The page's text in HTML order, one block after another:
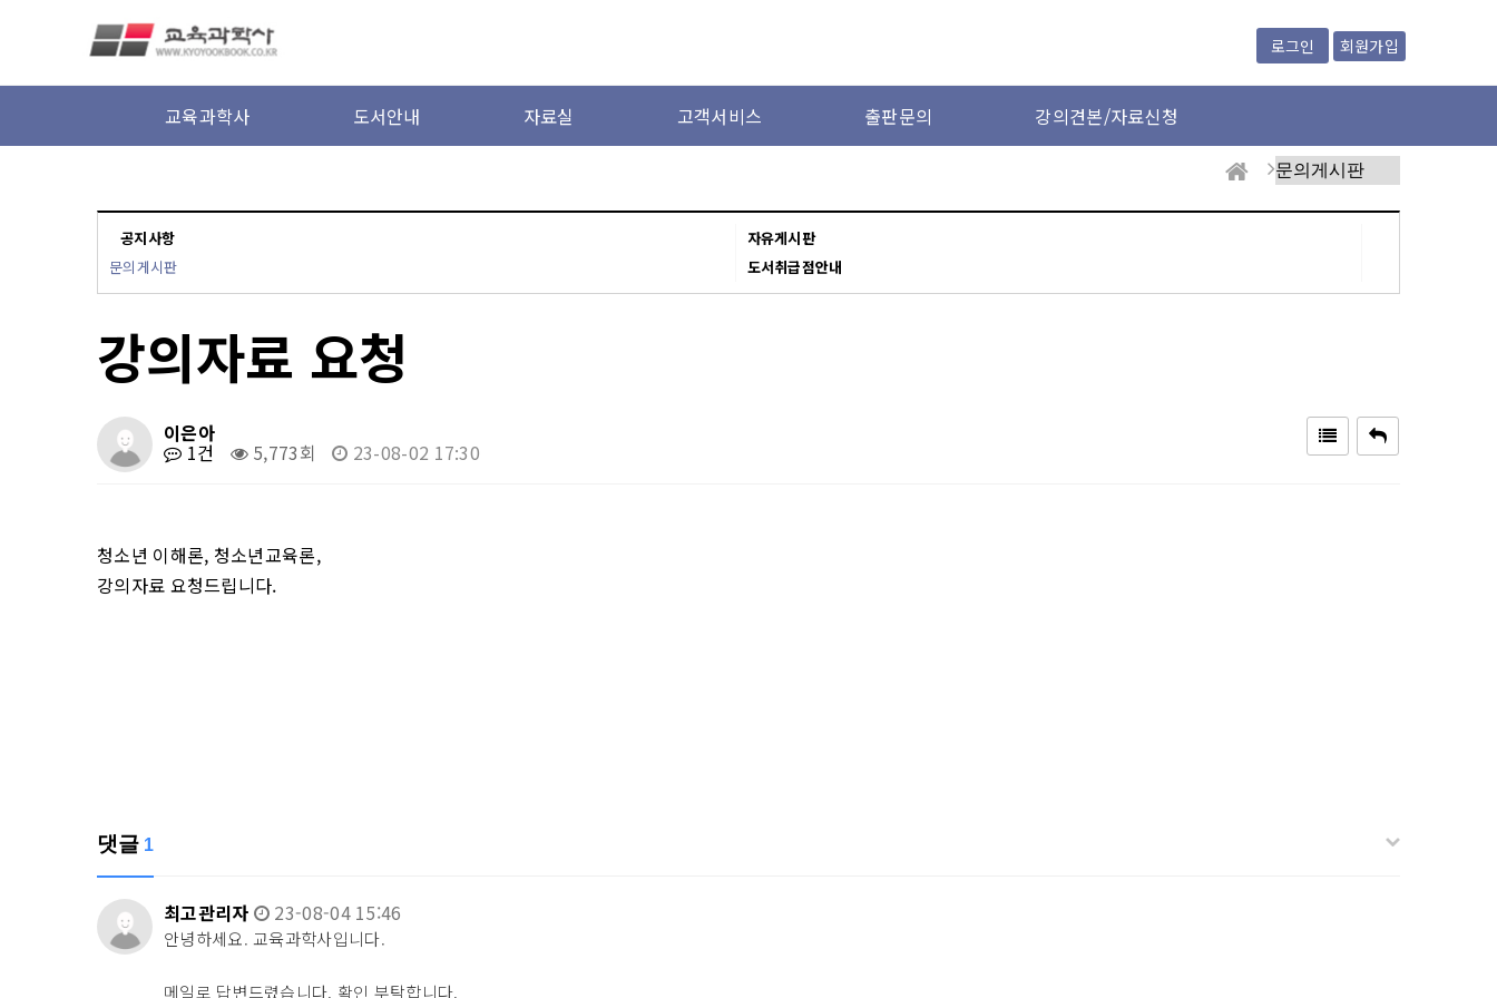
로그인 회원가입
교육과학사 도서안내 자료실 고객서비스 출판문의 강의견본/자료신청
공지사항
자유게시판
문의게시판
도서취급점안내
강의자료 요청
이은아
1건 5,773회 23-08-02 17:30
청소년 이해론, 청소년교육론,
강의자료 요청드립니다.
댓글 1
최고관리자 23-08-04 15:46
안녕하세요. 교육과학사입니다.
메일로 답변드렸습니다. 확인 부탁합니다.